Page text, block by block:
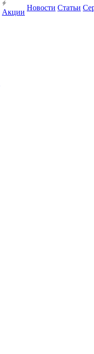
Акции
Новости Статьи